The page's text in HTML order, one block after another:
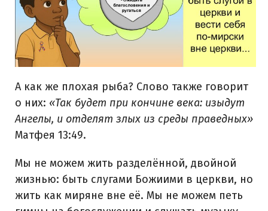
А как же плохая рыба? Слово также говорит
о них: «Так будет при кончине века: изыдут
Ангелы, и отделят злых из среды праведных»
Матфея 13:49.
Мы не можем жить разделённой, двойной
жизнью: быть слугами Божиими в церкви, но
жить как миряне вне её. Мы не можем петь